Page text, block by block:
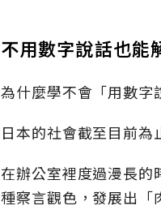
不用數字說話也能
為什麼學不會「用數字
日本的社會截至目前
在辦公室裡度過漫長
種察言觀色，發展出「